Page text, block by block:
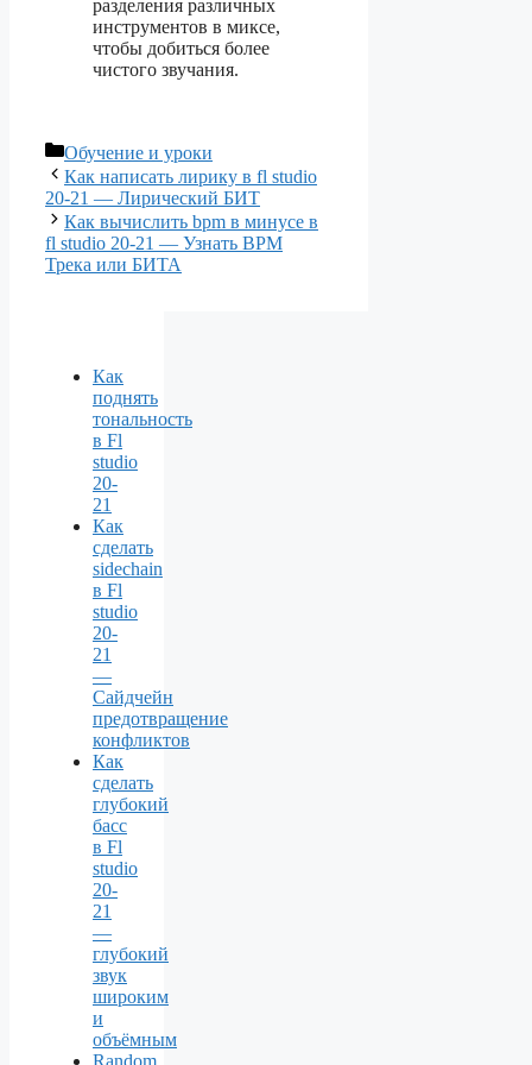
разделения различных
инструментов в миксе,
чтобы добиться более
чистого звучания.
Рубрики
Обучение и уроки
Как написать лирику в fl studio
20-21 — Лирический БИТ
Как вычислить bpm в минусе в
fl studio 20-21 — Узнать BPM
Трека или БИТА
Как
поднять
тональность
в Fl
studio
20-
21
Как
сделать
sidechain
в Fl
studio
20-
21
—
Сайдчейн
предотвращение
конфликтов
Как
сделать
глубокий
басс
в Fl
studio
20-
21
—
глубокий
звук
широким
и
объёмным
Random